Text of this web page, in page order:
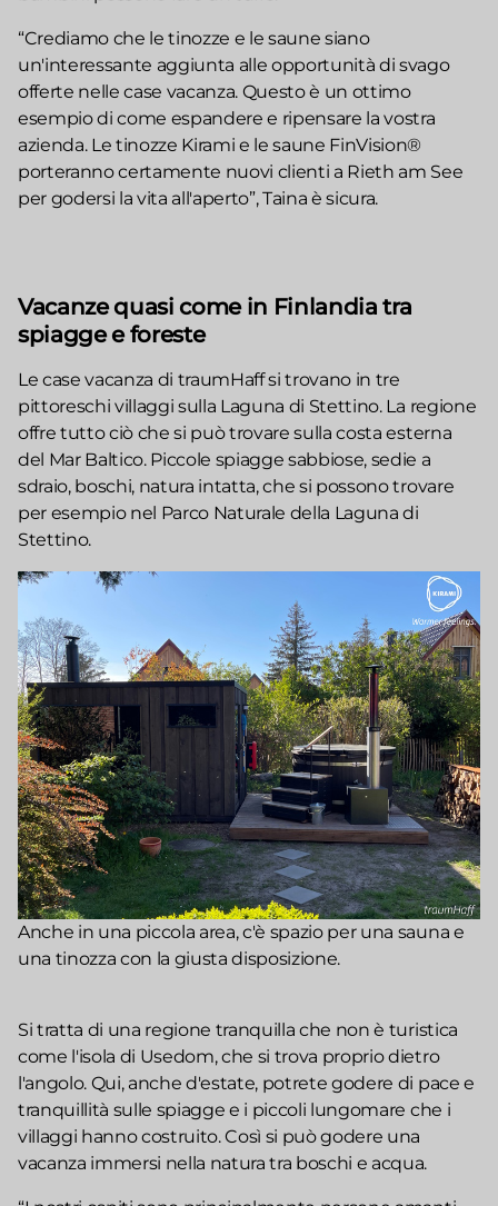
“Crediamo che le tinozze e le saune siano
un'interessante aggiunta alle opportunità di svago
offerte nelle case vacanza. Questo è un ottimo
esempio di come espandere e ripensare la vostra
azienda. Le tinozze Kirami e le saune FinVision®
porteranno certamente nuovi clienti a Rieth am See
per godersi la vita all'aperto”, Taina è sicura.
Vacanze quasi come in Finlandia tra
spiagge e foreste
Le case vacanza di traumHaff si trovano in tre
pittoreschi villaggi sulla Laguna di Stettino. La regione
offre tutto ciò che si può trovare sulla costa esterna
del Mar Baltico. Piccole spiagge sabbiose, sedie a
sdraio, boschi, natura intatta, che si possono trovare
per esempio nel Parco Naturale della Laguna di
Stettino.
Anche in una piccola area, c'è spazio per una sauna e
una tinozza con la giusta disposizione.
Si tratta di una regione tranquilla che non è turistica
come l'isola di Usedom, che si trova proprio dietro
l'angolo. Qui, anche d'estate, potrete godere di pace e
tranquillità sulle spiagge e i piccoli lungomare che i
villaggi hanno costruito. Così si può godere una
vacanza immersi nella natura tra boschi e acqua.